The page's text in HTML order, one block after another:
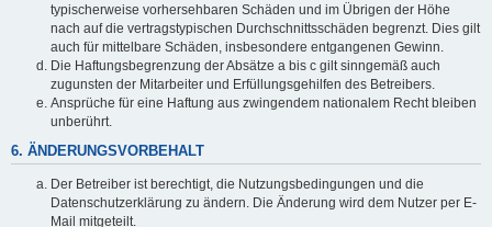
typischerweise vorhersehbaren Schäden und im Übrigen der Höhe
nach auf die vertragstypischen Durchschnittsschäden begrenzt. Dies gilt
auch für mittelbare Schäden, insbesondere entgangenen Gewinn.
Die Haftungsbegrenzung der Absätze a bis c gilt sinngemäß auch
zugunsten der Mitarbeiter und Erfüllungsgehilfen des Betreibers.
Ansprüche für eine Haftung aus zwingendem nationalem Recht bleiben
unberührt.
6. ÄNDERUNGSVORBEHALT
Der Betreiber ist berechtigt, die Nutzungsbedingungen und die
Datenschutzerklärung zu ändern. Die Änderung wird dem Nutzer per E-
Mail mitgeteilt.